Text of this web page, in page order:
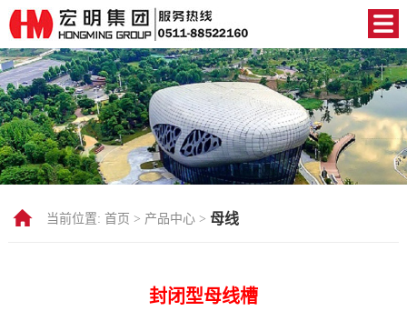
当前位置: 首页 > 产品中心 > 母线
封闭型母线槽